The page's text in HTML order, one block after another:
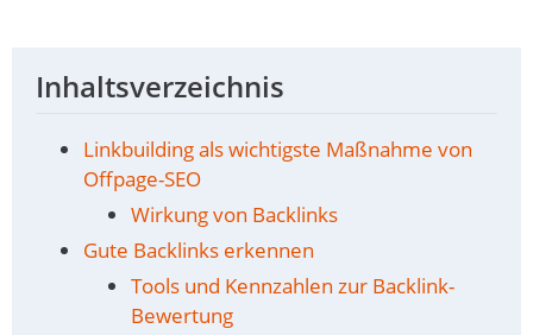
Linkbuilding als wichtigste Maßnahme von
Offpage-SEO
Wirkung von Backlinks
Gute Backlinks erkennen
Tools und Kennzahlen zur Backlink-
Bewertung